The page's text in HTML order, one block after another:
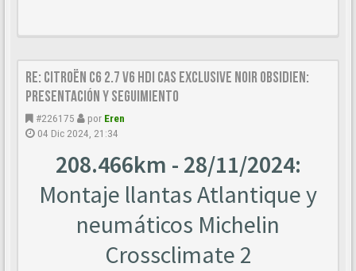
Re: Citroën C6 2.7 V6 HDi CAS Exclusive Noir Obsidien:
Presentación y seguimiento
#226175 por Eren
04 Dic 2024, 21:34
208.466km - 28/11/2024:
Montaje llantas Atlantique y
neumáticos Michelin
Crossclimate 2